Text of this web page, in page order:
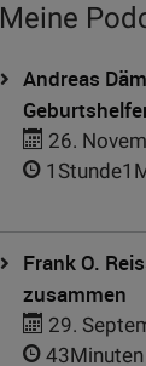
Meine
Andreas
26.
Frank O.
zusammen
29.
43Minuten